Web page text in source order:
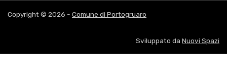
Copyright © 2026 - Comune di Portogruaro
Sviluppato da Nuovi Spazi